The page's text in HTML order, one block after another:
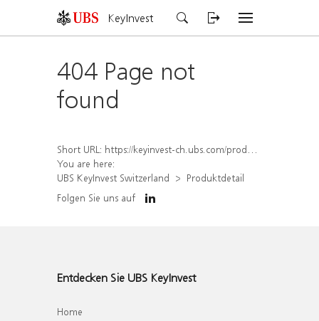
KeyInvest
404 Page not
found
Short URL: https://keyinvest-ch.ubs.com/produkt/detail/index/isin/CH1570352141
You are here:
UBS KeyInvest Switzerland
Produktdetail
Folgen Sie uns auf
Entdecken Sie UBS KeyInvest
Home